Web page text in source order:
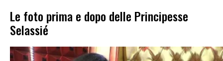
Le foto prima e dopo delle Principesse
Selassié